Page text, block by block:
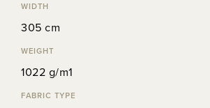
WIDTH
305 cm
WEIGHT
1022 g/m1
FABRIC TYPE